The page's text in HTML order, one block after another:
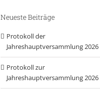
Neueste Beiträge
Protokoll der
Jahreshauptversammlung 2026
Protokoll zur
Jahreshauptversammlung 2026